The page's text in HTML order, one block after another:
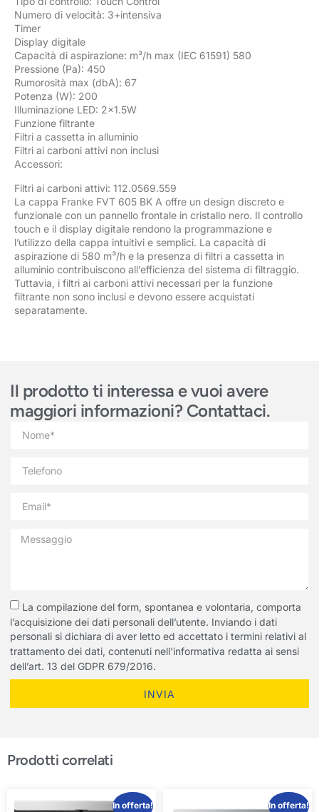
Numero di velocità: 3+intensiva
Timer
Display digitale
Capacità di aspirazione: m³/h max (IEC 61591) 580
Pressione (Pa): 450
Rumorosità max (dbA): 67
Potenza (W): 200
Illuminazione LED: 2×1.5W
Funzione filtrante
Filtri a cassetta in alluminio
Filtri ai carboni attivi non inclusi
Accessori:
Filtri ai carboni attivi: 112.0569.559
La cappa Franke FVT 605 BK A offre un design discreto e
funzionale con un pannello frontale in cristallo nero. Il controllo
touch e il display digitale rendono la programmazione e
l’utilizzo della cappa intuitivi e semplici. La capacità di
aspirazione di 580 m³/h e la presenza di filtri a cassetta in
alluminio contribuiscono all’efficienza del sistema di filtraggio.
Tuttavia, i filtri ai carboni attivi necessari per la funzione
filtrante non sono inclusi e devono essere acquistati
separatamente.
Il prodotto ti interessa e vuoi avere
maggiori informazioni? Contattaci.
La compilazione del form, spontanea e volontaria, comporta
l’acquisizione dei dati personali dell’utente. Inviando i dati
personali si dichiara di aver letto ed accettato i termini relativi al
trattamento dei dati, contenuti nell'informativa redatta ai sensi
dell’art. 13 del GDPR 679/2016.
INVIA
Prodotti correlati
In offerta! In offerta!